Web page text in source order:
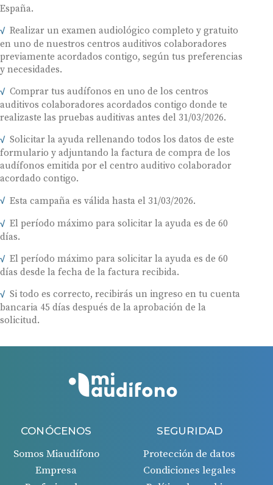
España.
Realizar un examen audiológico completo y gratuito
en uno de nuestros centros auditivos colaboradores
previamente acordados contigo, según tus preferencias
y necesidades.
Comprar tus audífonos en uno de los centros
auditivos colaboradores acordados contigo donde te
realizaste las pruebas auditivas antes del 31/03/2026.
Solicitar la ayuda rellenando todos los datos de este
formulario y adjuntando la factura de compra de los
audífonos emitida por el centro auditivo colaborador
acordado contigo.
Esta campaña es válida hasta el 31/03/2026.
El período máximo para solicitar la ayuda es de 60
días.
El período máximo para solicitar la ayuda es de 60
días desde la fecha de la factura recibida.
Si todo es correcto, recibirás un ingreso en tu cuenta
bancaria 45 días después de la aprobación de la
solicitud.
CONÓCENOS
Somos Miaudífono
Empresa
SEGURIDAD
Protección de datos
Condiciones legales